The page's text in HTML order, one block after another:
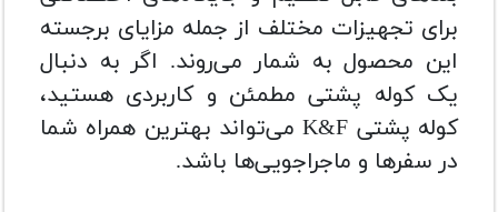
برای تجهیزات مختلف از جمله مزایای برجسته
این محصول به شمار می‌روند. اگر به دنبال
یک کوله پشتی مطمئن و کاربردی هستید،
کوله پشتی K&F می‌تواند بهترین همراه شما
در سفرها و ماجراجویی‌ها باشد.